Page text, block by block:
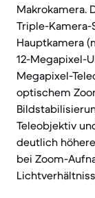
Makrokamera.
Triple-
Hauptkamera
12-Megapixel-
Megapixel-
optischem
Teleobjektiv
deutlich
bei Zoom-